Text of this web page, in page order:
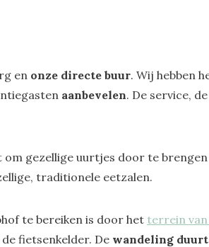
en onze directe buur. Wij hebben
aanbevelen. De service,
gezellige uurtjes door te
traditionele eetzalen.
te bereiken is door het terrein
fietsenkelder. De wandeling